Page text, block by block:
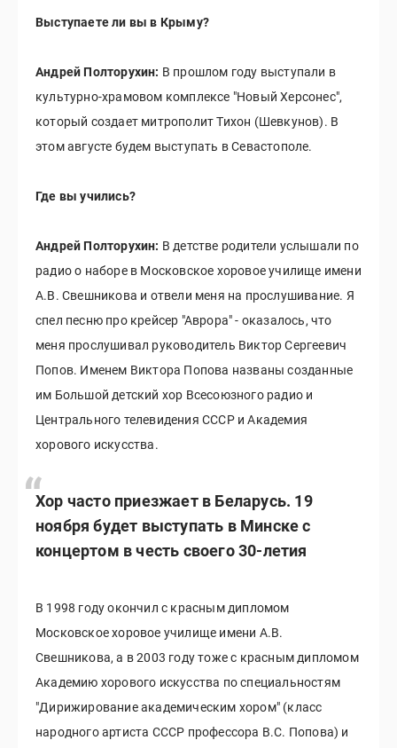
Выступаете ли вы в Крыму?
Андрей Полторухин: В прошлом году выступали в
культурно-храмовом комплексе "Новый Херсонес",
который создает митрополит Тихон (Шевкунов). В
этом августе будем выступать в Севастополе.
Где вы учились?
Андрей Полторухин: В детстве родители услышали по
радио о наборе в Московское хоровое училище имени
А.В. Свешникова и отвели меня на прослушивание. Я
спел песню про крейсер "Аврора" - оказалось, что
меня прослушивал руководитель Виктор Сергеевич
Попов. Именем Виктора Попова названы созданные
им Большой детский хор Всесоюзного радио и
Центрального телевидения СССР и Академия
хорового искусства.
Хор часто приезжает в Беларусь. 19
ноября будет выступать в Минске с
концертом в честь своего 30-летия
В 1998 году окончил с красным дипломом
Московское хоровое училище имени А.В.
Свешникова, а в 2003 году тоже с красным дипломом
Академию хорового искусства по специальностям
"Дирижирование академическим хором" (класс
народного артиста СССР профессора В.С. Попова) и